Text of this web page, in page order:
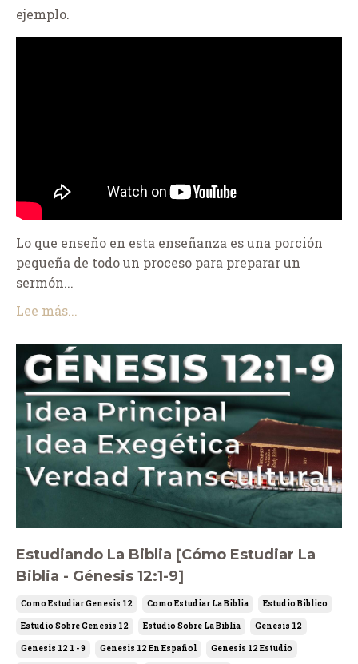
ejemplo.
Lo que enseño en esta enseñanza es una porción
pequeña de todo un proceso para preparar un
sermón...
Lee más...
Estudiando La Biblia [Cómo Estudiar La
Biblia - Génesis 12:1-9]
Como Estudiar Genesis 12 Como Estudiar La Biblia Estudio Biblico
Estudio Sobre Genesis 12 Estudio Sobre La Biblia Genesis 12
Genesis 12 1 - 9 Genesis 12 En Español Genesis 12 Estudio